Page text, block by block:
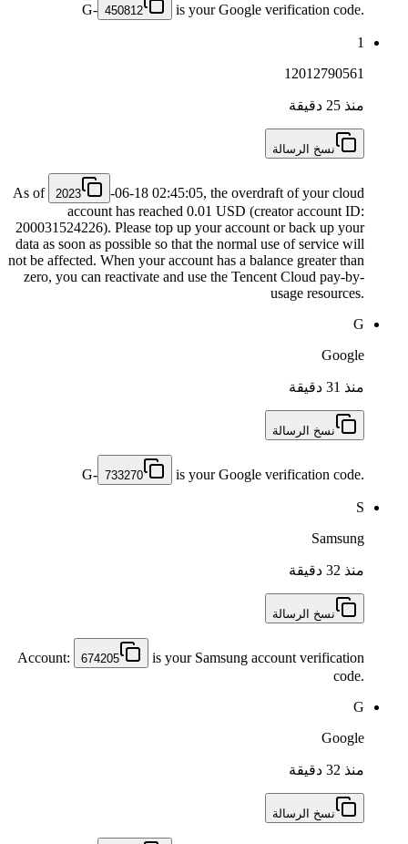
G- 450812 is your Google verification code.
1
12012790561
منذ 25 دقيقة
نسخ الرسالة
As of 2023
-06-18 02:45:05, the overdraft of your cloud
account has reached 0.01 USD (creator account ID:
200031524226). Please top up your account or back up your
data as soon as possible so that the normal use of service will
not be affected. When your account has a balance greater than
zero, you can reactivate and use the Tencent Cloud pay-by-
usage resources.
G
Google
منذ 31 دقيقة
نسخ الرسالة
G- 733270 is your Google verification code.
S
Samsung
منذ 32 دقيقة
نسخ الرسالة
Account: 674205
is your Samsung account verification
code.
G
Google
منذ 32 دقيقة
نسخ الرسالة